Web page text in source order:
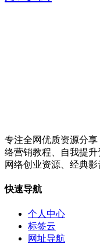
专注全网优质资源分
络营销教程、自我提升
网络创业资源、经典影
快速导航
个人中心
标签云
网址导航